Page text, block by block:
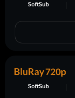
SoftSub
SoftSub
BluRay 720p